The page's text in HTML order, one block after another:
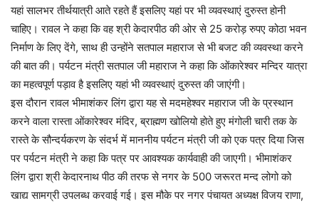
यहां सालभर तीर्थयात्री आते रहते हैं इसलिए यहां पर भी व्यवस्थाएं दुरुस्त होनी
चाहिए। रावल ने कहा कि वह श्री केदारपीठ की ओर से 25 करोड़ रुपए कोठा भवन
निर्माण के लिए देंगे, साथ ही उन्होंनेसतपाल महाराज से भी बजट की व्यवस्था करने
की बात की। पर्यटन मंत्री सतपाल जी महाराज ने कहा कि ओंकारेश्वर मन्दिर यात्रा
का महत्वपूर्ण पड़ाव है इसलिए यहां भी व्यवस्थाएं दुरुस्त की जाएंगी।
इस दौरान रावल भीमाशंकर लिंग द्वारा यह से मदमहेश्वर महाराज जी के प्रस्थान
करने वाला रास्ता ओंकारेश्वर मंदिर, ब्राह्मण खोलियो होते हुए मंगोली चारी तक के
रास्ते के सौन्दर्यकरण के संदर्भ में माननीय पर्यटन मंत्री जी को एक पत्र दिया जिस
पर पर्यटन मंत्री ने कहा कि पत्र पर आवश्यक कार्यवाही की जाएगी। भीमाशंकर
लिंग द्वारा श्री केदारनाथ पीठ की तरफ से नगर के 500 जरूरत मन्द लोगो को
खाद्य सामग्री उपलब्ध करवाई गई। इस मौके पर नगर पंचायत अध्यक्ष विजय राणा,